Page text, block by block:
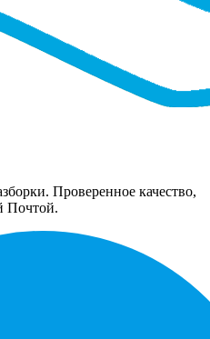
Проверенное качество,
Почтой.